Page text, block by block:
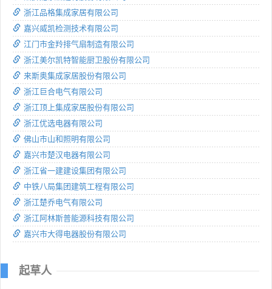
浙江品格集成家居有限公司
嘉兴威凯检测技术有限公司
江门市金羚排气扇制造有限公司
浙江美尔凯特智能厨卫股份有限公司
来斯奥集成家居股份有限公司
浙江巨合电气有限公司
浙江顶上集成家居股份有限公司
浙江优选电器有限公司
佛山市山和照明有限公司
嘉兴市楚汉电器有限公司
浙江省一建建设集团有限公司
中铁八局集团建筑工程有限公司
浙江楚乔电气有限公司
浙江阿林斯普能源科技有限公司
嘉兴市大得电器股份有限公司
起草人